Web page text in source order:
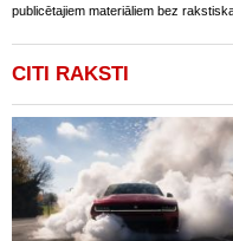
publicētajiem materiāliem bez
CITI RAKSTI